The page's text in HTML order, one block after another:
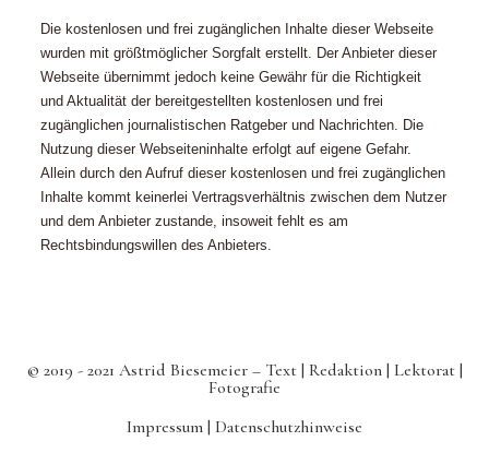
Die kostenlosen und frei zugänglichen Inhalte dieser Webseite
wurden mit größtmöglicher Sorgfalt erstellt. Der Anbieter dieser
Webseite übernimmt jedoch keine Gewähr für die Richtigkeit
und Aktualität der bereitgestellten kostenlosen und frei
zugänglichen journalistischen Ratgeber und Nachrichten. Die
Nutzung dieser Webseiteninhalte erfolgt auf eigene Gefahr.
Allein durch den Aufruf dieser kostenlosen und frei zugänglichen
Inhalte kommt keinerlei Vertragsverhältnis zwischen dem Nutzer
und dem Anbieter zustande, insoweit fehlt es am
Rechtsbindungswillen des Anbieters.
© 2019 - 2021 Astrid Biesemeier – Text | Redaktion | Lektorat |
Fotografie
Impressum | Datenschutzhinweise